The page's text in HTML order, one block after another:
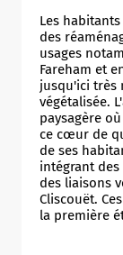
Les
des
usages
Fareham et
jusqu'ici très
végétalisée.
paysagère
ce cœur de
de ses
intégrant
des liaisons
Cliscouët.
la première